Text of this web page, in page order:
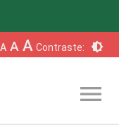
A A A Contraste: brightness_6
menu